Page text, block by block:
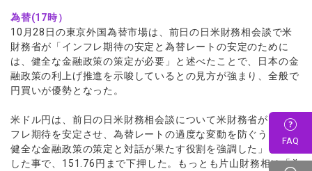
為替(17時）
10月28日の東京外国為替市場は、前日の日米財務相会談で米
財務省が「インフレ期待の安定と為替レートの安定のために
は、健全な金融政策の策定が必要」と述べたことで、日本の金
融政策の利上げ推進を示唆しているとの見方が強まり、全般で
円買いが優勢となった。
米ドル円は、前日の日米財務相会談について米財務省が「イン
フレ期待を安定させ、為替レートの過度な変動を防ぐうえで、
健全な金融政策の策定と対話が果たす役割を強調した」と発表
した事で、151.76円まで下押した。もっとも片山財務相は「為
FAQ